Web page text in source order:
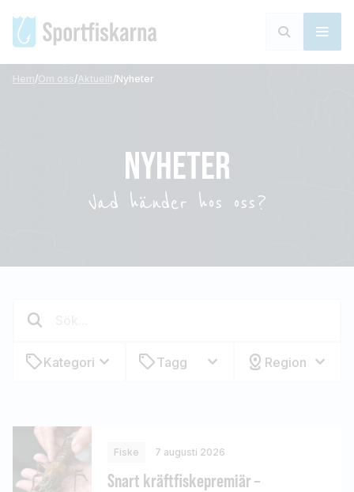
Hem/Om oss/Aktuellt/Nyheter
NYHETER
Vad händer hos oss?
Kategori Tagg Region
Fiske 7 augusti 2026
Snart kräftfiskepremiär –